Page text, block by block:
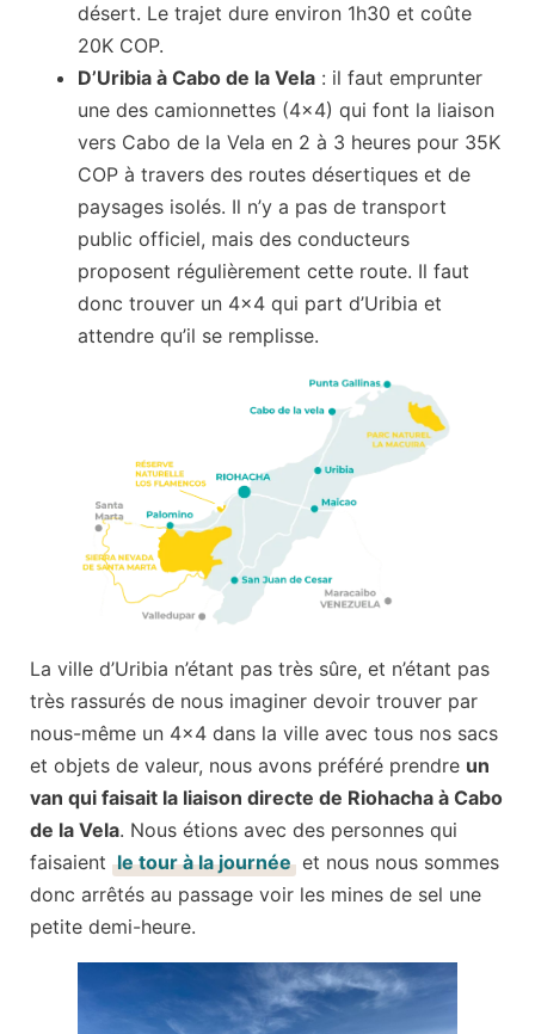
désert. Le trajet dure environ 1h30 et coûte
20K COP.
D’Uribia à Cabo de la Vela : il faut emprunter
une des camionnettes (4×4) qui font la liaison
vers Cabo de la Vela en 2 à 3 heures pour 35K
COP à travers des routes désertiques et de
paysages isolés. Il n’y a pas de transport
public officiel, mais des conducteurs
proposent régulièrement cette route. Il faut
donc trouver un 4×4 qui part d’Uribia et
attendre qu’il se remplisse.
La ville d’Uribia n’étant pas très sûre, et n’étant pas
très rassurés de nous imaginer devoir trouver par
nous-même un 4×4 dans la ville avec tous nos sacs
et objets de valeur, nous avons préféré prendre un
van qui faisait la liaison directe de Riohacha à Cabo
de la Vela. Nous étions avec des personnes qui
faisaient le tour à la journée et nous nous sommes
donc arrêtés au passage voir les mines de sel une
petite demi-heure.